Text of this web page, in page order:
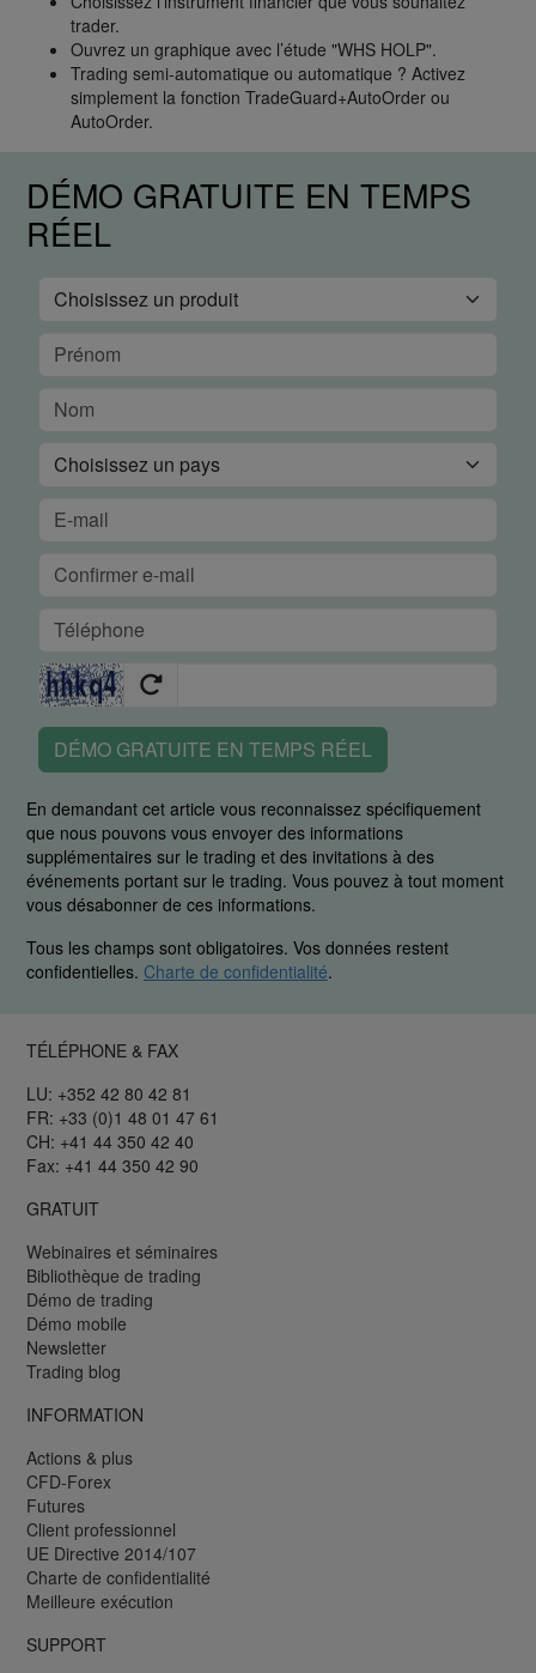
trader.
Ouvrez un graphique avec l’étude "WHS HOLP".
Trading semi-automatique ou automatique ? Activez
simplement la fonction TradeGuard+AutoOrder ou
AutoOrder.
DÉMO GRATUITE EN TEMPS
RÉEL
DÉMO GRATUITE EN TEMPS RÉEL
En demandant cet article vous reconnaissez spécifiquement
que nous pouvons vous envoyer des informations
supplémentaires sur le trading et des invitations à des
événements portant sur le trading. Vous pouvez à tout moment
vous désabonner de ces informations.
Tous les champs sont obligatoires. Vos données restent
confidentielles. Charte de confidentialité.
TÉLÉPHONE & FAX
LU: +352 42 80 42 81
FR: +33 (0)1 48 01 47 61
CH: +41 44 350 42 40
Fax: +41 44 350 42 90
GRATUIT
Webinaires et séminaires
Bibliothèque de trading
Démo de trading
Démo mobile
Newsletter
Trading blog
INFORMATION
Actions & plus
CFD-Forex
Futures
Client professionnel
UE Directive 2014/107
Charte de confidentialité
Meilleure exécution
SUPPORT